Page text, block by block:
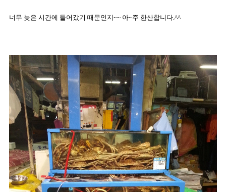
너무 늦은 시간에 들어갔기 때문인지~~ 아~주 한산합니다.^^